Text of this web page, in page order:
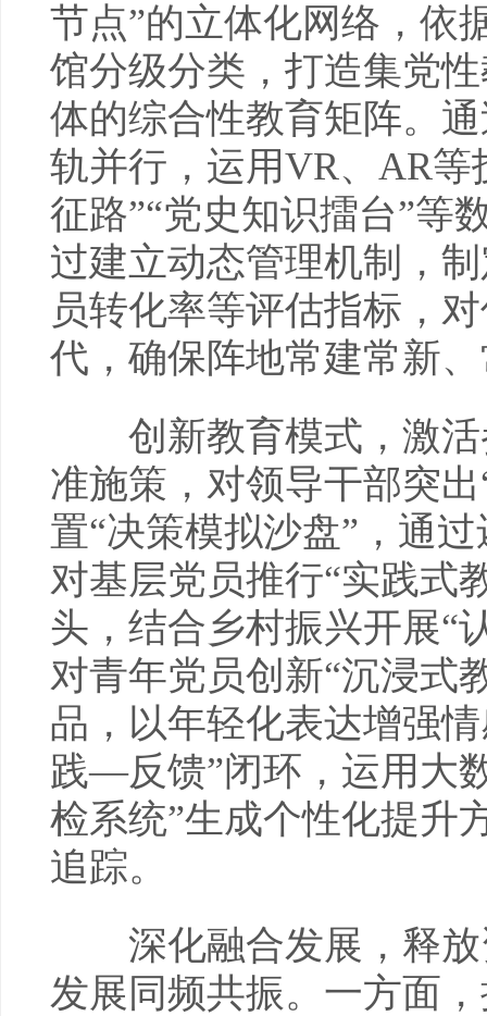
节点”的立体化网络，依
馆分级分类，打造集党
体的综合性教育矩阵。
轨并行，运用VR、AR
征路”“党史知识擂台”等
过建立动态管理机制，
员转化率等评估指标，
代，确保阵地常建常新
创新教育模式，激活
准施策，对领导干部突
置“决策模拟沙盘”，通
对基层党员推行“实践式
头，结合乡村振兴开展“
对青年党员创新“沉浸式
品，以年轻化表达增强
践—反馈”闭环，运用大
检系统”生成个性化提升
追踪。
深化融合发展，释放
发展同频共振。一方面